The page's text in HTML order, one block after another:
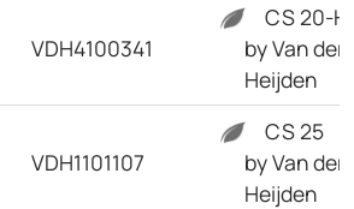
VDH4100341
CS 20-H
by Van der
Heijden
VDH1101107
CS 25
by Van der
Heijden